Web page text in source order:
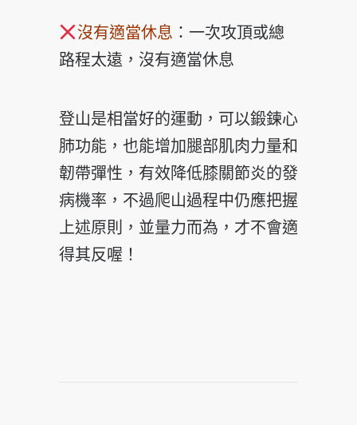
沒有適當休息 ：一次攻頂或總
路程太遠，沒有適當休息
登山是相當好的運動，可以鍛鍊心
肺功能，也能增加腿部肌肉力量和
韌帶彈性，有效降低膝關節炎的發
病機率，不過爬山過程中仍應把握
上述原則，並量力而為，才不會適
得其反喔！